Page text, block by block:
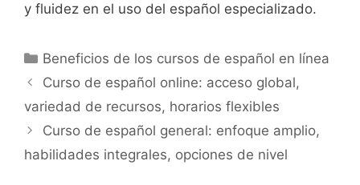
y fluidez en el uso del español especializado.
Categories
Beneficios de los cursos de español en línea
Curso de español online: acceso global,
variedad de recursos, horarios flexibles
Curso de español general: enfoque amplio,
habilidades integrales, opciones de nivel